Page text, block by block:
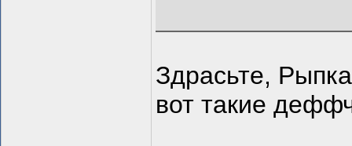
Здрасьте,
вот такие